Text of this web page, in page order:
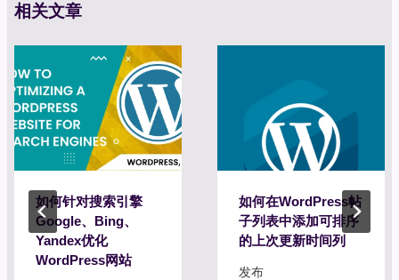
相关文章
如何针对搜索引擎
Google、Bing、
Yandex优化
WordPress网站
如何在WordPress帖
子列表中添加可排序
的上次更新时间列
发布